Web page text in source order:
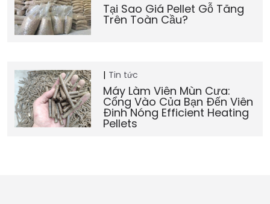
Tại Sao Giá Pellet Gỗ Tăng
Trên Toàn Cầu?
Tin tức
Máy Làm Viên Mùn Cưa:
Cổng Vào Của Bạn Đến Viên
Đinh Nóng Efficient Heating
Pellets